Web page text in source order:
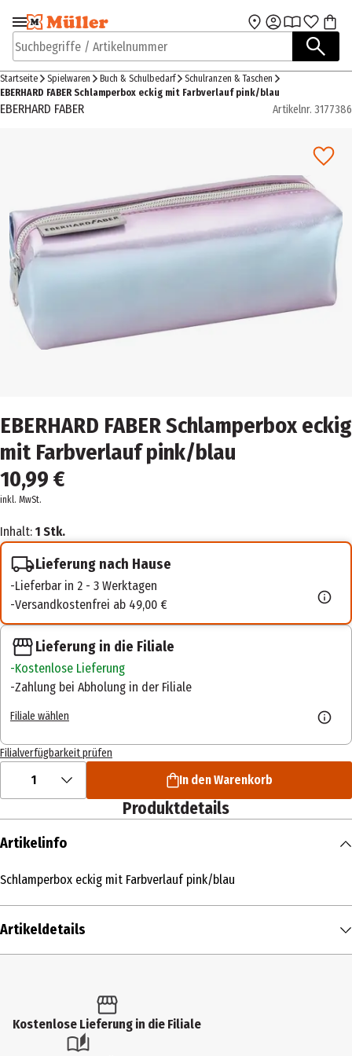
Zur Navigation
springen
Zum Hauptinhalt
Suchbegriffe / Artikelnummer
Startseite Spielwaren Buch & Schulbedarf
Schulranzen & Taschen
EBERHARD FABER Schlamperbox eckig mit Farbverlauf pink/blau
EBERHARD FABER Artikelnr. 3177386
EBERHARD FABER Schlamperbox eckig
mit Farbverlauf pink/blau
10,99 €
inkl. MwSt.
Inhalt: 1 Stk.
Lieferung nach Hause
Lieferbar in 2 - 3 Werktagen
Versandkostenfrei ab 49,00 €
Lieferung in die Filiale
Kostenlose Lieferung
Zahlung bei Abholung in der Filiale
Filiale wählen
Filialverfügbarkeit prüfen
1 In den Warenkorb
Produktdetails
Artikelinfo
Schlamperbox eckig mit Farbverlauf pink/blau
Artikeldetails
Produkttyp
Kostenlose Lieferung in die Filiale